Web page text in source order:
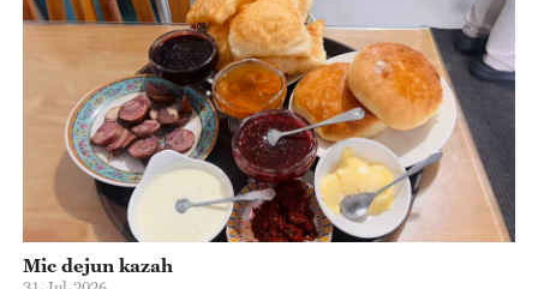
Mic dejun kazah